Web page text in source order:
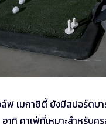
ล์ฟ เมกาซิตี้ ยังมีสปอร์
ทิ คาเฟ่ที่เหมาะสำหรับ